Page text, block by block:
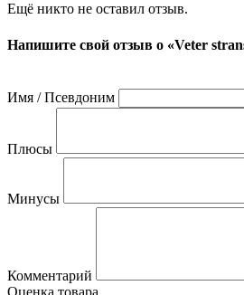
Ещё никто не оставил отзыв.
Напишите свой отзыв о «Veter
Имя / Псевдоним
Плюсы
Минусы
Комментарий
Оценка товара